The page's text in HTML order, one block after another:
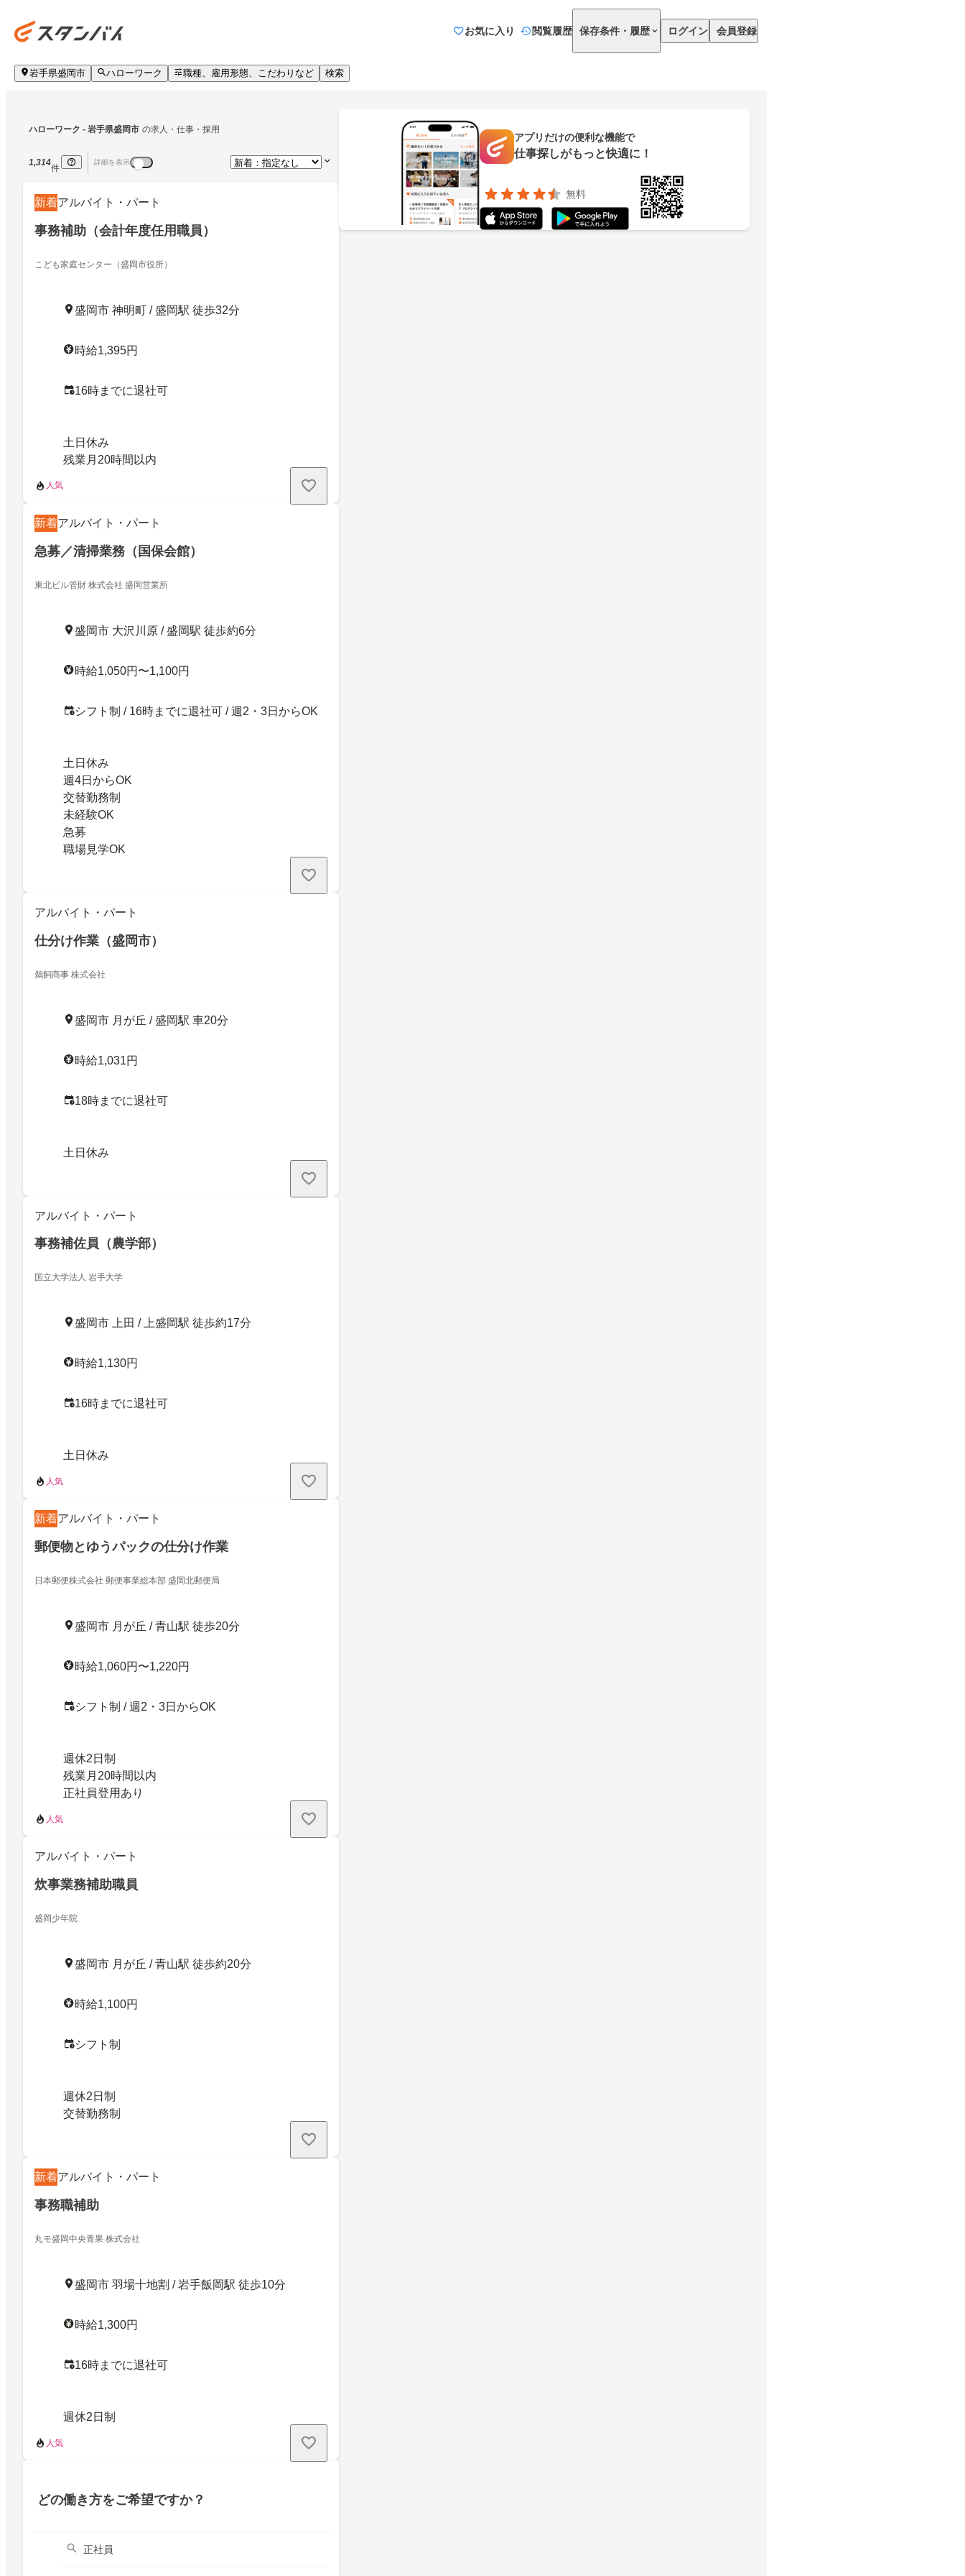
お気に入り 閲覧履歴 保存条件・履歴 ログイン 会員登録
岩手県盛岡市 ハローワーク 職種、雇用形態、こだわりなど 検索
ハローワーク - 岩手県盛岡市 の求人・仕事・採用
1,314
件
詳細を表示
新着アルバイト・パート
事務補助（会計年度任用職員）
こども家庭センター（盛岡市役所）
盛岡市 神明町 / 盛岡駅 徒歩32分
時給1,395円
16時までに退社可
土日休み
残業月20時間以内
人気
新着アルバイト・パート
急募／清掃業務（国保会館）
東北ビル管財 株式会社 盛岡営業所
盛岡市 大沢川原 / 盛岡駅 徒歩約6分
時給1,050円〜1,100円
シフト制 / 16時までに退社可 / 週2・3日からOK
土日休み
週4日からOK
交替勤務制
未経験OK
急募
職場見学OK
アルバイト・パート
仕分け作業（盛岡市）
鵜飼商事 株式会社
盛岡市 月が丘 / 盛岡駅 車20分
時給1,031円
18時までに退社可
土日休み
アルバイト・パート
事務補佐員（農学部）
国立大学法人 岩手大学
盛岡市 上田 / 上盛岡駅 徒歩約17分
時給1,130円
16時までに退社可
土日休み
人気
新着アルバイト・パート
郵便物とゆうパックの仕分け作業
日本郵便株式会社 郵便事業総本部 盛岡北郵便局
盛岡市 月が丘 / 青山駅 徒歩20分
時給1,060円〜1,220円
シフト制 / 週2・3日からOK
週休2日制
残業月20時間以内
正社員登用あり
人気
アルバイト・パート
炊事業務補助職員
盛岡少年院
盛岡市 月が丘 / 青山駅 徒歩約20分
時給1,100円
シフト制
週休2日制
交替勤務制
新着アルバイト・パート
事務職補助
丸モ盛岡中央青果 株式会社
盛岡市 羽場十地割 / 岩手飯岡駅 徒歩10分
時給1,300円
16時までに退社可
週休2日制
人気
どの働き方をご希望ですか？
正社員
アプリだけの便利な機能で
仕事探しがもっと快適に！
無料